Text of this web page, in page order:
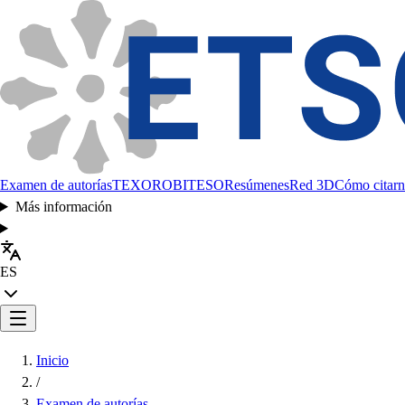
Examen de autoríasTEXOROBITESOResúmenesRed 3DCómo
Más información
ES
Inicio
/